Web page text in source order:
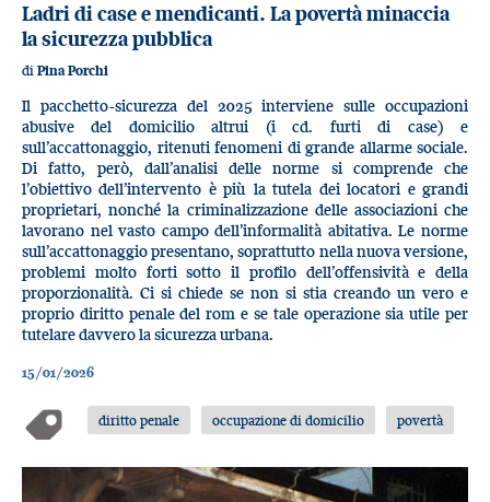
Ladri di case e mendicanti. La povertà minaccia
la sicurezza pubblica
di Pina Porchi
Il pacchetto-sicurezza del 2025 interviene sulle occupazioni
abusive del domicilio altrui (i cd. furti di case) e
sull’accattonaggio, ritenuti fenomeni di grande allarme sociale.
Di fatto, però, dall’analisi delle norme si comprende che
l’obiettivo dell’intervento è più la tutela dei locatori e grandi
proprietari, nonché la criminalizzazione delle associazioni che
lavorano nel vasto campo dell’informalità abitativa. Le norme
sull’accattonaggio presentano, soprattutto nella nuova versione,
problemi molto forti sotto il profilo dell’offensività e della
proporzionalità. Ci si chiede se non si stia creando un vero e
proprio diritto penale del rom e se tale operazione sia utile per
tutelare davvero la sicurezza urbana.
15/01/2026
diritto penale occupazione di domicilio povertà